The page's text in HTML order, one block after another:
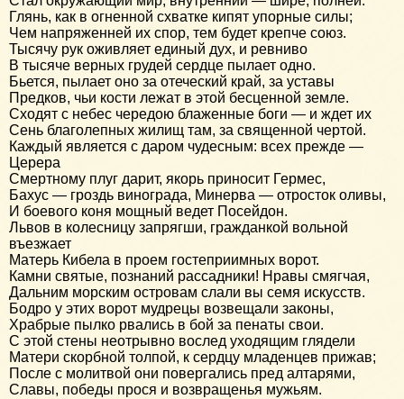
Глянь, как в огненной схватке кипят упорные силы;
Чем напряженней их спор, тем будет крепче союз.
Тысячу рук оживляет единый дух, и ревниво
В тысяче верных грудей сердце пылает одно.
Бьется, пылает оно за отеческий край, за уставы
Предков, чьи кости лежат в этой бесценной земле.
Сходят с небес чередою блаженные боги — и ждет их
Сень благолепных жилищ там, за священной чертой.
Каждый является с даром чудесным: всех прежде —
Церера
Смертному плуг дарит, якорь приносит Гермес,
Бахус — гроздь винограда, Минерва — отросток оливы,
И боевого коня мощный ведет Посейдон.
Львов в колесницу запрягши, гражданкой вольной
въезжает
Матерь Кибела в проем гостеприимных ворот.
Камни святые, познаний рассадники! Нравы смягчая,
Дальним морским островам слали вы семя искусств.
Бодро у этих ворот мудрецы возвещали законы,
Храбрые пылко рвались в бой за пенаты свои.
С этой стены неотрывно вослед уходящим глядели
Матери скорбной толпой, к сердцу младенцев прижав;
После с молитвой они повергались пред алтарями,
Славы, победы прося и возвращенья мужьям.